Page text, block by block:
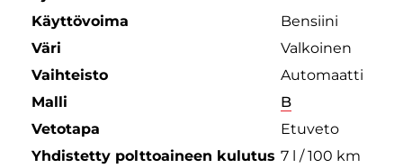
Käyttövoima
Bensiini
Väri
Valkoinen
Vaihteisto
Automaatti
Malli
B
Vetotapa
Etuveto
Yhdistetty polttoaineen kulutus 7 l / 100 km